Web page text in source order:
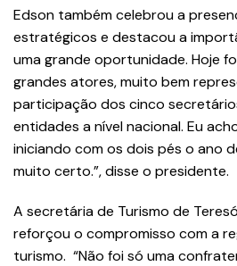
Edson também celebrou a
estratégicos e destacou a
uma grande oportunidade. Hoje
grandes atores, muito bem
participação dos cinco
entidades a nível nacional. Eu
iniciando com os dois pés o ano
muito certo.”, disse o presidente.
A secretária de Turismo de
reforçou o compromisso com a
turismo. “Não foi só uma